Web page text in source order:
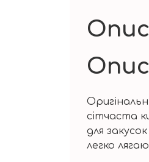
Опис
Опис
сітчаста
для
легко